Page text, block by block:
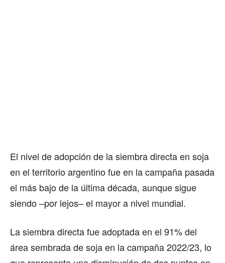
El nivel de adopción de la siembra directa en soja
en el territorio argentino fue en la campaña pasada
el más bajo de la última década, aunque sigue
siendo –por lejos– el mayor a nivel mundial.
La siembra directa fue adoptada en el 91% del
área sembrada de soja en la campaña 2022/23, lo